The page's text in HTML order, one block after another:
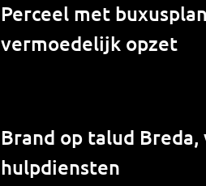
Perceel met
vermoedelijk opzet
Brand op talud
hulpdiensten